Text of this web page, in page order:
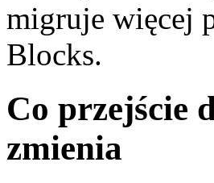
migruje więcej
Blocks.
Co przejście
zmienia